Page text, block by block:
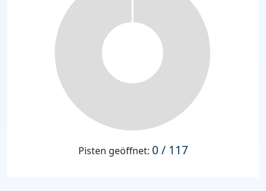
Pisten geöffnet: 0 / 117